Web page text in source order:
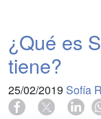
¿Qué es
tiene?
25/02/2019 Sofía